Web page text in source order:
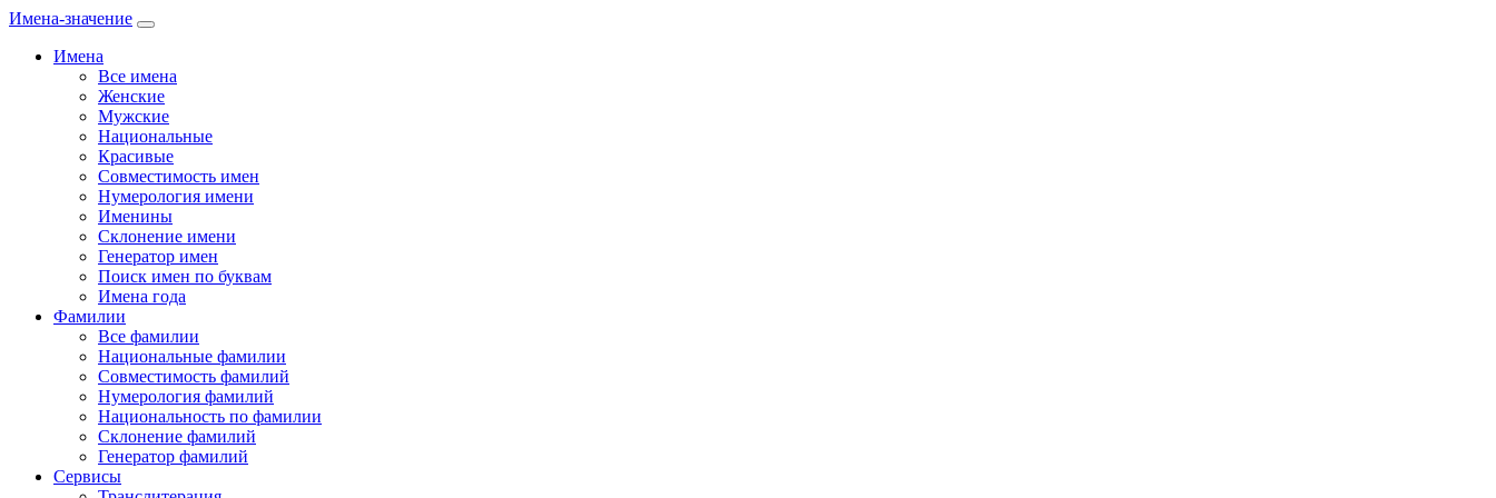
Имена-значение
Имена
Все имена
Женские
Мужские
Национальные
Красивые
Совместимость имен
Нумерология имени
Именины
Склонение имени
Генератор имен
Поиск имен по буквам
Имена года
Фамилии
Все фамилии
Национальные фамилии
Совместимость фамилий
Нумерология фамилий
Национальность по фамилии
Склонение фамилий
Генератор фамилий
Сервисы